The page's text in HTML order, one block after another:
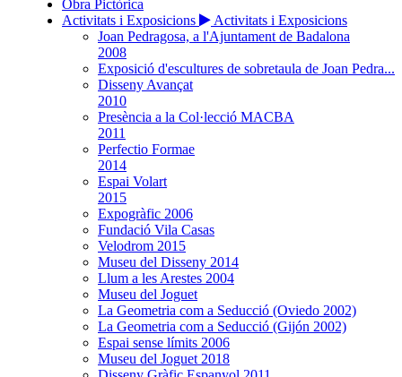
Obra Pictòrica
Activitats i Exposicions
Activitats i Exposicions
Joan Pedragosa, a l'Ajuntament de Badalona
2008
Exposició d'escultures de sobretaula de Joan Pedra...
Disseny Avançat
2010
Presència a la Col·lecció MACBA
2011
Perfectio Formae
2014
Espai Volart
2015
Expogràfic 2006
Fundació Vila Casas
Velodrom 2015
Museu del Disseny 2014
Llum a les Arestes 2004
Museu del Joguet
La Geometria com a Seducció (Oviedo 2002)
La Geometria com a Seducció (Gijón 2002)
Espai sense límits 2006
Museu del Joguet 2018